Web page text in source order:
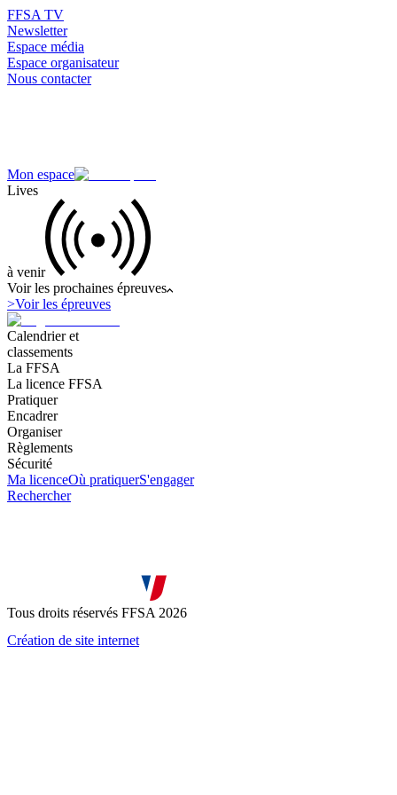
FFSA TV
Newsletter
Espace média
Espace organisateur
Nous contacter
Mon espace
Lives
à venir
Voir les prochaines épreuves
>Voir les épreuves
Calendrier et
classements
La FFSA
La licence FFSA
Pratiquer
Encadrer
Organiser
Règlements
Sécurité
Ma licenceOù pratiquerS'engager
Rechercher
Tous droits réservés FFSA 2026
Création de site internet